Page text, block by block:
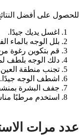
للحصول على أفضل
اغسل يديك جيدًا.
بلل الوجه بالماء
قم بتكوين رغوة
دلك الوجه بلطف لمدة 20–30
تجنب منطقة
اشطف الوجه جيدًا.
جفف البشرة
استخدم مرطبًا
عدد مرات